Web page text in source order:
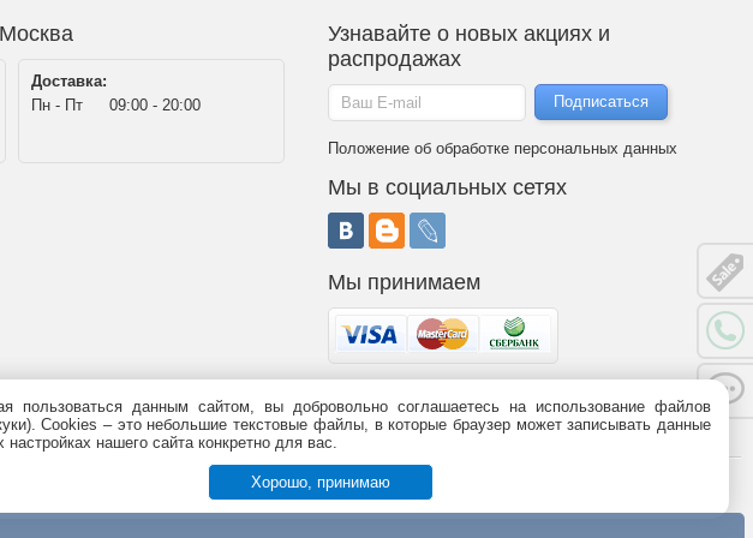
Доставка:
Пн - Пт
09:00 - 20:00
Узнавайте о новых акциях и
распродажах
Положение об обработке персональных данных
Мы в социальных сетях
Мы принимаем
его приобретением, и не является публичной офертой (статья 437 ГК РФ). Информация о
по телефону+7 (495)795-09-03,8 (800)775-09-03.График работы.
пользоваться данным сайтом, вы добровольно соглашаетесь на использование файлов
Сookies – это небольшие текстовые файлы, в которые браузер может записывать данные
настройках нашего сайта конкретно для вас.
Хорошо, принимаю